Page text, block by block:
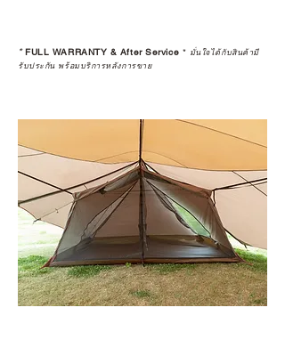
*FULL WARRANTY & After Service * มั่นใจได้กับสินค้ามี
รับประกัน พร้อมบริการหลังการขาย